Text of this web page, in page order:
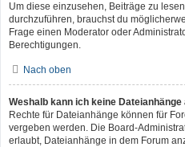
Um diese einzusehen, Beiträge zu
durchzuführen, brauchst du
Frage einen Moderator oder
Berechtigungen.
Nach oben
Weshalb kann ich keine Dateianhänge
Rechte für Dateianhänge können für
vergeben werden. Die Board-
erlaubt, Dateianhänge in dem Forum